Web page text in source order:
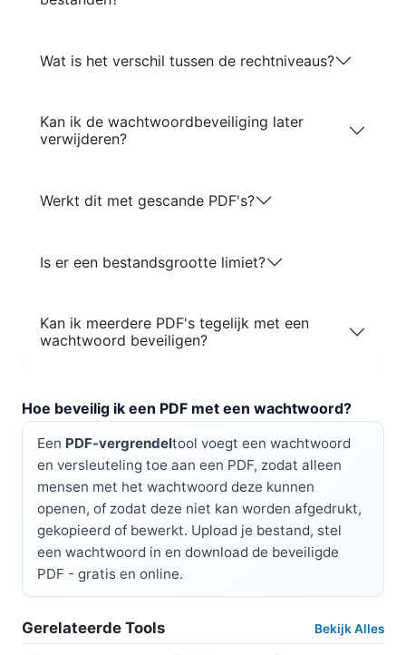
Wat is het verschil tussen de rechtniveaus?
Kan ik de wachtwoordbeveiliging later
verwijderen?
Werkt dit met gescande PDF's?
Is er een bestandsgrootte limiet?
Kan ik meerdere PDF's tegelijk met een
wachtwoord beveiligen?
Hoe beveilig ik een PDF met een wachtwoord?
Een PDF-vergrendeltool voegt een wachtwoord
en versleuteling toe aan een PDF, zodat alleen
mensen met het wachtwoord deze kunnen
openen, of zodat deze niet kan worden afgedrukt,
gekopieerd of bewerkt. Upload je bestand, stel
een wachtwoord in en download de beveiligde
PDF - gratis en online.
Gerelateerde Tools Bekijk Alles